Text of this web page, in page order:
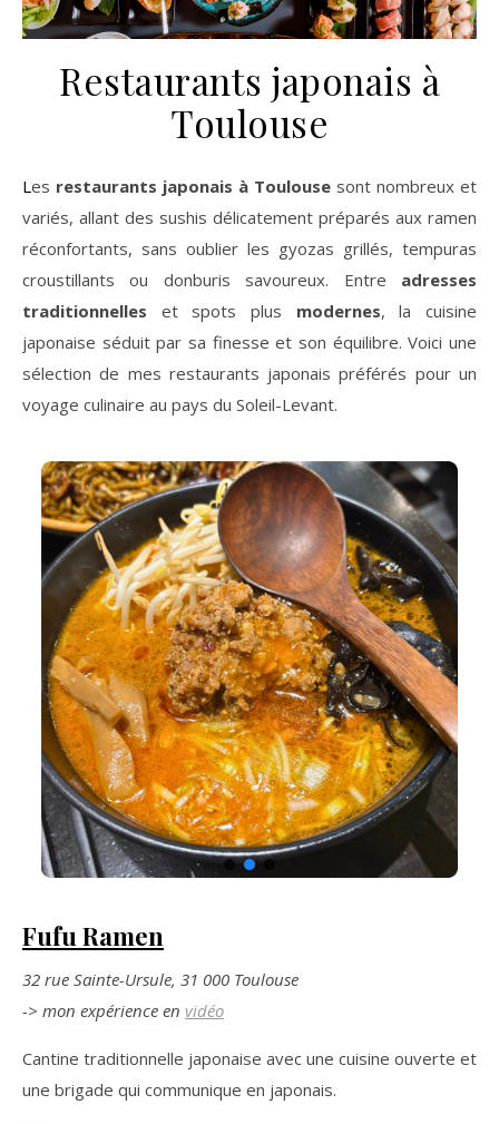
Restaurants japonais à
Toulouse
Les restaurants japonais à Toulouse sont nombreux et
variés, allant des sushis délicatement préparés aux ramen
réconfortants, sans oublier les gyozas grillés, tempuras
croustillants ou donburis savoureux. Entre adresses
traditionnelles et spots plus modernes, la cuisine
japonaise séduit par sa finesse et son équilibre. Voici une
sélection de mes restaurants japonais préférés pour un
voyage culinaire au pays du Soleil-Levant.
Fufu Ramen
32 rue Sainte-Ursule, 31 000 Toulouse
-> mon expérience en vidéo
Cantine traditionnelle japonaise avec une cuisine ouverte et
une brigade qui communique en japonais.